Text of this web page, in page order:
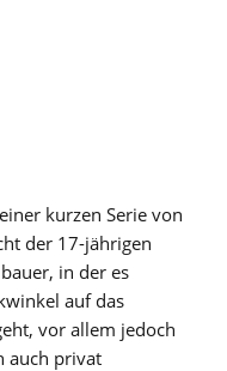
kurzen Serie von
der 17-jährigen
in der es
auf das
vor allem jedoch
auch privat